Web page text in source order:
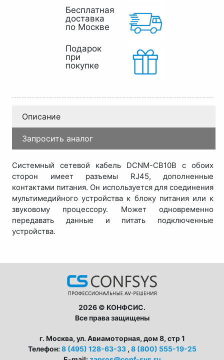
Бесплатная
доставка
по Москве
Подарок
при
покупке
Описание
Запросить аналог
Системный сетевой кабель DCNM-CB10B с обоих
сторон имеет разъемы RJ45, дополненные
контактами питания. Он используется для соединения
мультимедийного устройства к блоку питания или к
звуковому процессору. Может одновременно
передавать данные и питать подключенные
устройства.
2026 © КОНФСИС.
Все права защищены
г. Москва, ул. Авиамоторная, дом 8, стр 1
Телефон:8 (495) 128-63-33 , 8 (800) 555-19-25